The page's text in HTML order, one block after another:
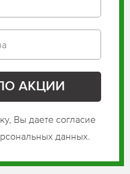
Вы даете согласие
данных.